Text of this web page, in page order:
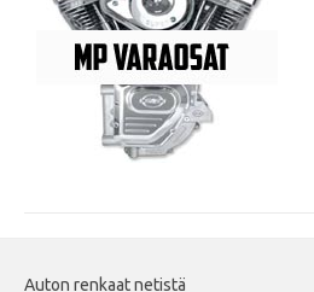
Auton renkaat netistä